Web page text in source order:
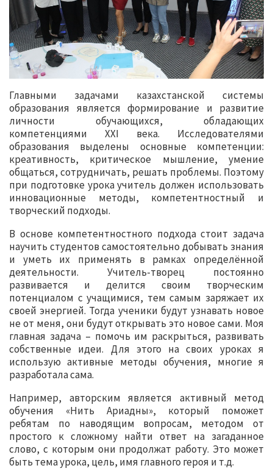
Главными задачами казахстанской системы
образования является формирование и развитие
личности обучающихся, обладающих
компетенциями XXI века. Исследователями
образования выделены основные компетенции:
креативность, критическое мышление, умение
общаться, сотрудничать, решать проблемы. Поэтому
при подготовке урока учитель должен использовать
инновационные методы, компетентностный и
творческий подходы.
В основе компетентностного подхода стоит задача
научить студентов самостоятельно добывать знания
и уметь их применять в рамках определённой
деятельности. Учитель-творец постоянно
развивается и делится своим творческим
потенциалом с учащимися, тем самым заряжает их
своей энергией. Тогда ученики будут узнавать новое
не от меня, они будут открывать это новое сами. Моя
главная задача – помочь им раскрыться, развивать
собственные идеи. Для этого на своих уроках я
использую активные методы обучения, многие я
разработала сама.
Например, авторским является активный метод
обучения «Нить Ариадны», который поможет
ребятам по наводящим вопросам, методом от
простого к сложному найти ответ на загаданное
слово, с которым они продолжат работу. Это может
быть тема урока, цель, имя главного героя и т.д.